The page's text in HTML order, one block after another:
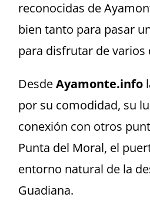
reconocidas de
bien tanto para pasar
para disfrutar de varios
DesdeAyamonte.info
por su comodidad, su
conexión con otros
Punta del Moral, el
entorno natural de la
Guadiana.